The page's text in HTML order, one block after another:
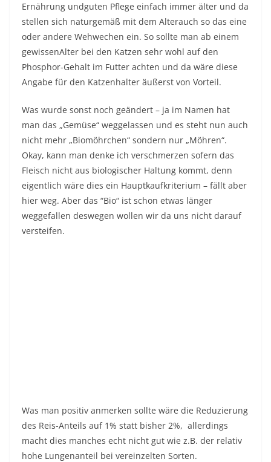
Ernährung undguten Pflege einfach immer älter und da
stellen sich naturgemäß mit dem Alterauch so das eine
oder andere Wehwechen ein. So sollte man ab einem
gewissenAlter bei den Katzen sehr wohl auf den
Phosphor-Gehalt im Futter achten und da wäre diese
Angabe für den Katzenhalter äußerst von Vorteil.
Was wurde sonst noch geändert – ja im Namen hat
man das „Gemüse“ weggelassen und es steht nun auch
nicht mehr „Biomöhrchen“ sondern nur „Möhren“.
Okay, kann man denke ich verschmerzen sofern das
Fleisch nicht aus biologischer Haltung kommt, denn
eigentlich wäre dies ein Hauptkaufkriterium – fällt aber
hier weg. Aber das “Bio“ ist schon etwas länger
weggefallen deswegen wollen wir da uns nicht darauf
versteifen.
Was man positiv anmerken sollte wäre die Reduzierung
des Reis-Anteils auf 1% statt bisher 2%, allerdings
macht dies manches echt nicht gut wie z.B. der relativ
hohe Lungenanteil bei vereinzelten Sorten.